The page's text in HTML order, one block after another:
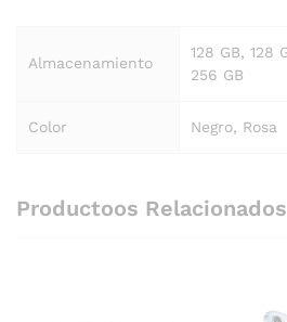
Almacenamiento
128 GB, 128
256 GB
Color Negro, Rosa
Productoos Relacionados